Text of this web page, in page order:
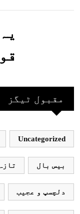
مقبول ٹیگز
Uncategorized
بیس بال
دلچسپ و عجیب